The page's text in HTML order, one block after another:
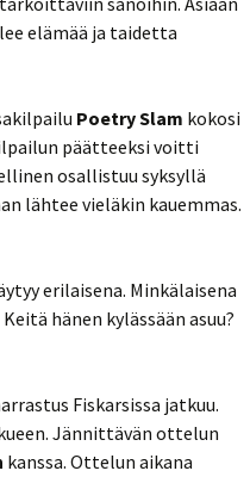
elämää ja taidetta
Poetry Slam kokosi
päätteeksi voitti
osallistuu syksyllä
lähtee vieläkin kauemmas.
erilaisena. Minkälaisena
hänen kylässään asuu?
Fiskarsissa jatkuu.
Jännittävän ottelun
kanssa. Ottelun aikana